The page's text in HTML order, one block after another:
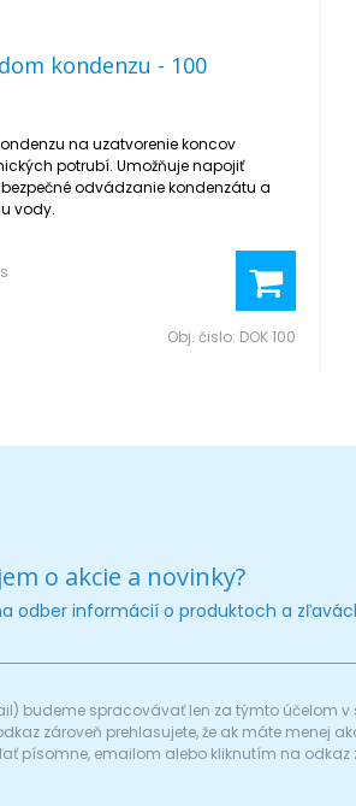
kondenzu - 100
na uzatvorenie koncov
potrubí. Umožňuje napojiť
odvádzanie kondenzátu a
vody.
Obj. čislo: DOK 100
o akcie a novinky?
odber informácií o produktoch a
budeme spracovávať len za týmto účelom
zároveň prehlasujete, že ak máte menej
písomne, emailom alebo kliknutím na